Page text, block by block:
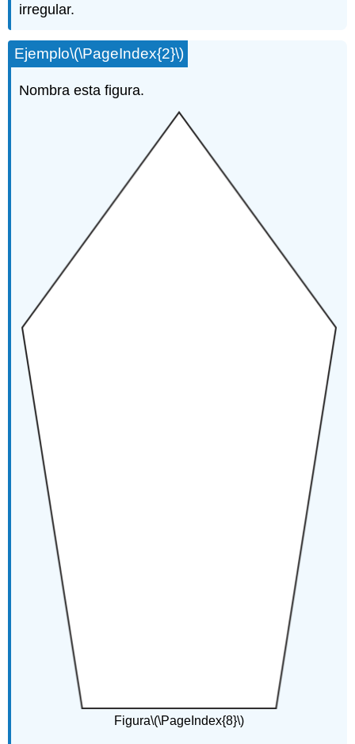
irregular.
Ejemplo\(\PageIndex{2}\)
Nombra esta figura.
Figura\(\PageIndex{8}\)